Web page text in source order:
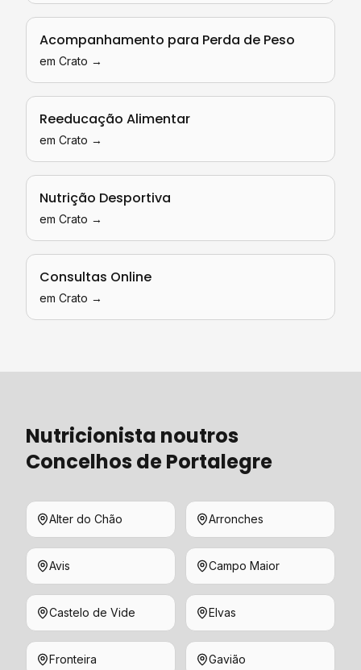
Acompanhamento para Perda de Peso
em Crato →
Reeducação Alimentar
em Crato →
Nutrição Desportiva
em Crato →
Consultas Online
em Crato →
Nutricionista noutros
Concelhos dePortalegre
Alter do Chão Arronches
Avis Campo Maior
Castelo de Vide Elvas
Fronteira Gavião